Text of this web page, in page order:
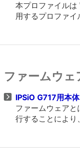
本プロファイル
用するプロファイ
ファームウェ
IPSiO G717用本
ファームウェア
行することによ